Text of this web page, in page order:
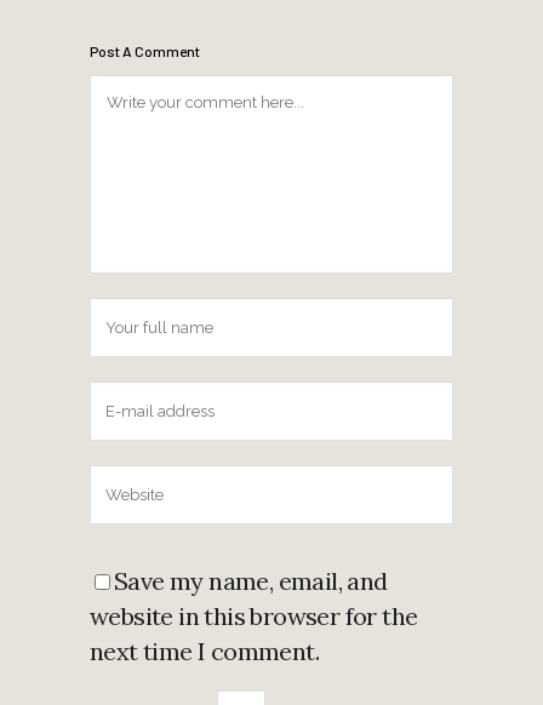
Post A Comment
Save my name, email, and
website in this browser for the
next time I comment.